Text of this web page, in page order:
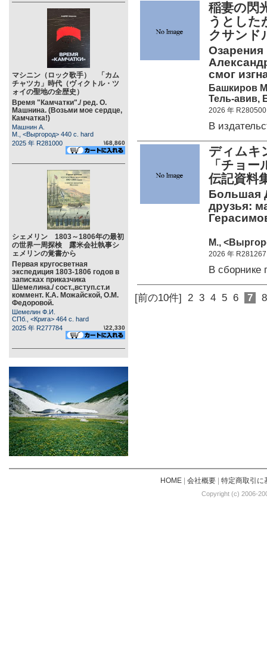
マシニン（ロック歌手） 「カム
チャツカ」時代（ヴィクトル・ツ
ォイの聖地の全歴史）
Время "Камчатки"./ ред. О.
Машнина. (Возьми мое сердце,
Камчатка!)
Машнин А.
М., <Выргород> 440 c. hard
2025 年 R281000
\68,860
シェメリン 1803～1806年の最初
の世界一周探検 露米会社執事シ
ェメリンの覚書から
Первая кругосветная
экспедиция 1803-1806 годов в
записках приказчика
Шемелина./ сост.,вступ.ст.и
коммент. К.А. Можайской, О.М.
Федоровой.
Шемелин Ф.И.
СПб., <Крига> 464 c. hard
2025 年 R277784
\22,330
稲妻の閃
うとした
クサンド
смог
Башкиров
Тель-авив,
2026 年 R280500
В
ディムキ
「チョ
伝記資
Большая
друзья:
М.,
2026 年 R281267
В сборнике
[前の10件] 2 3 4 5 6 7 8
HOME| 会社概要| 特定商取引に
Copyright (c) 2006-